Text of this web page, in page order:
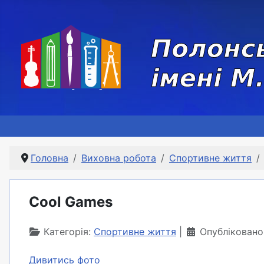
Головна Виховна робота Спортивне життя
Cool Games
Категорія: Спортивне життя
Дивитись фото